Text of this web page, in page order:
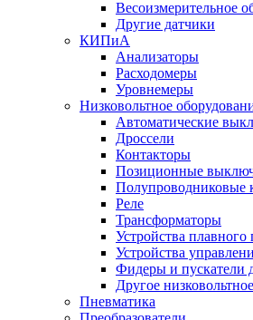
Весоизмерительное
Другие датчики
КИПиА
Анализаторы
Расходомеры
Уровнемеры
Низковольтное
Автоматические
Дроссели
Контакторы
Позиционные
Полупроводниковые
Реле
Трансформаторы
Устройства плавного
Устройства
Фидеры и пускатели
Другое
Пневматика